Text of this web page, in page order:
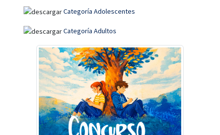
Categoría Adolescentes
Categoría Adultos